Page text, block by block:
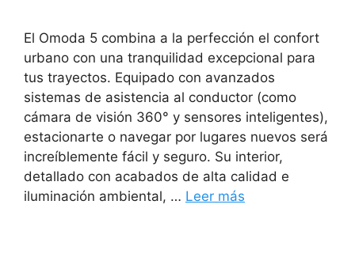
El Omoda 5 combina a la perfección el confort
urbano con una tranquilidad excepcional para
tus trayectos. Equipado con avanzados
sistemas de asistencia al conductor (como
cámara de visión 360° y sensores inteligentes),
estacionarte o navegar por lugares nuevos será
increíblemente fácil y seguro. Su interior,
detallado con acabados de alta calidad e
iluminación ambiental, … Leer más